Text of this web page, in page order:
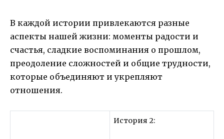
В каждой истории привлекаются разные
аспекты нашей жизни: моменты радости и
счастья, сладкие воспоминания о прошлом,
преодоление сложностей и общие трудности,
которые объединяют и укрепляют
отношения.
История 2: